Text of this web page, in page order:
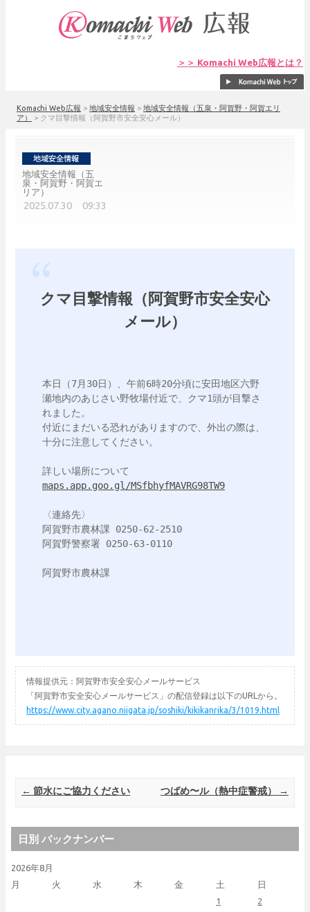
＞＞ Komachi Web広報とは？
Komachi Web広報 > 地域安全情報 > 地域安全情報（五泉・阿賀野・阿賀エリ
ア）
> クマ目撃情報（阿賀野市安全安心メール）
地域安全情報（五
泉・阿賀野・阿賀エ
リア）
2025.07.30 09:33
クマ目撃情報（阿賀野市安全安心
メール）
本日（7月30日）、午前6時20分頃に安田地区六野
瀬地内のあじさい野牧場付近で、クマ1頭が目撃さ
れました。
付近にまだいる恐れがありますので、外出の際は、
十分に注意してください。
maps.app.goo.gl/MSfbhyfMAVRG98TW9
〈連絡先〉
阿賀野市農林課 0250-62-2510
阿賀野警察署 0250-63-0110
情報提供元：阿賀野市安全安心メールサービス
「阿賀野市安全安心メールサービス」の配信登録は以下のURLから。
https://www.city.agano.niigata.jp/soshiki/kikikanrika/3/1019.html
Post navigation
← 節水にご協力ください つばめ〜ル（熱中症警戒） →
日別 バックナンバー
2026年8月
月
火 水 木 金 土 日
1
2